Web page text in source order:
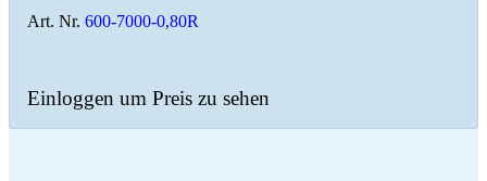
Art. Nr. 600-7000-0,80R
Einloggen um Preis zu sehen